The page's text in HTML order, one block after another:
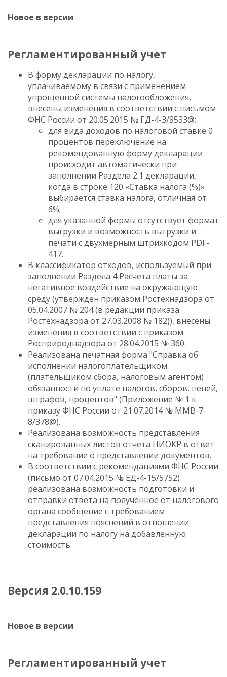
Новое в версии
Регламентированный учет
В форму декларации по налогу,
уплачиваемому в связи с применением
упрощенной системы налогообложения,
внесены изменения в соответствии с письмом
ФНС России от 20.05.2015 № ГД-4-3/8533@:
для вида доходов по налоговой ставке 0
процентов переключение на
рекомендованную форму декларации
происходит автоматически при
заполнении Раздела 2.1 декларации,
когда в строке 120 «Ставка налога (%)»
выбирается ставка налога, отличная от
6%;
для указанной формы отсутствует формат
выгрузки и возможность выгрузки и
печати с двухмерным штрихкодом PDF-
417.
В классификатор отходов, используемый при
заполнении Раздела 4 Расчета платы за
негативное воздействие на окружающую
среду (утвержден приказом Ростехнадзора от
05.04.2007 № 204 (в редакции приказа
Ростехнадзора от 27.03.2008 № 182)), внесены
изменения в соответствии с приказом
Росприроднадзора от 28.04.2015 № 360.
Реализована печатная форма "Справка об
исполнении налогоплательщиком
(плательщиком сбора, налоговым агентом)
обязанности по уплате налогов, сборов, пеней,
штрафов, процентов" (Приложение № 1 к
приказу ФНС России от 21.07.2014 № ММВ-7-
8/378@).
Реализована возможность представления
сканированных листов отчета НИОКР в ответ
на требование о представлении документов.
В соответствии с рекомендациями ФНС России
(письмо от 07.04.2015 № ЕД-4-15/5752)
реализована возможность подготовки и
отправки ответа на полученное от налогового
органа сообщение с требованием
представления пояснений в отношении
декларации по налогу на добавленную
стоимость.
Версия 2.0.10.159
Новое в версии
Регламентированный учет